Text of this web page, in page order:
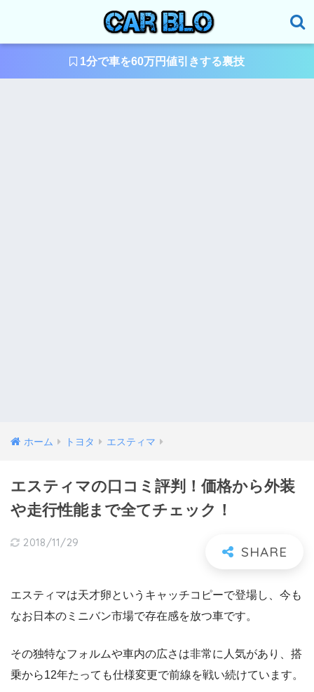
1分で車を60万円値引きする裏技
ホーム トヨタ エスティマ
エスティマの口コミ評判！価格から外装
や走行性能まで全てチェック！
2018/11/29
エスティマは天才卵というキャッチコピーで登場し、今も
なお日本のミニバン市場で存在感を放つ車です。
その独特なフォルムや車内の広さは非常に人気があり、搭
乗から12年たっても仕様変更で前線を戦い続けています。